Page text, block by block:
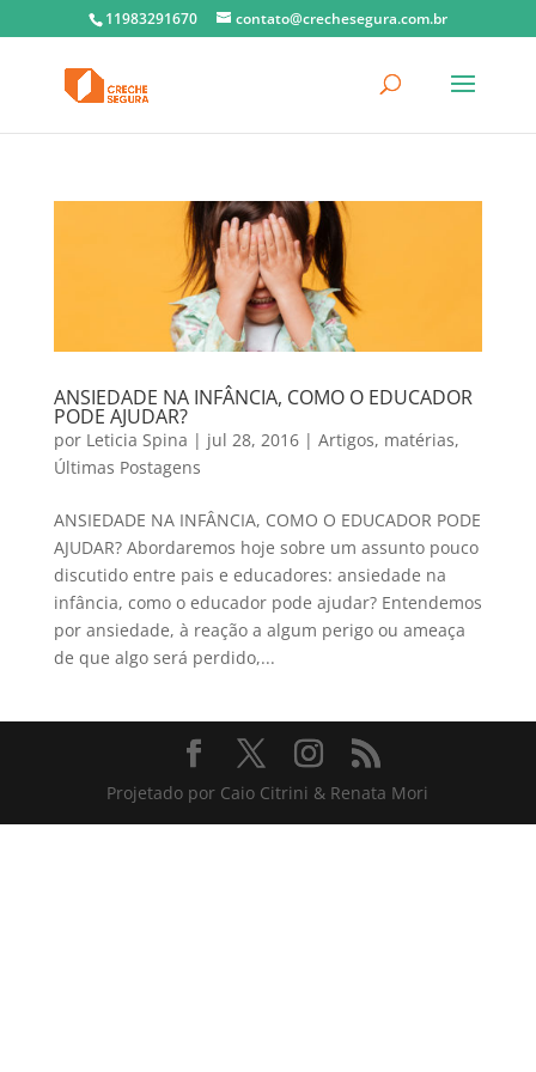
11983291670 contato@crechesegura.com.br
ANSIEDADE NA INFÂNCIA, COMO O EDUCADOR
PODE AJUDAR?
por Leticia Spina | jul 28, 2016| Artigos, matérias,
Últimas Postagens
ANSIEDADE NA INFÂNCIA, COMO O EDUCADOR PODE
AJUDAR? Abordaremos hoje sobre um assunto pouco
discutido entre pais e educadores: ansiedade na
infância, como o educador pode ajudar? Entendemos
por ansiedade, à reação a algum perigo ou ameaça
de que algo será perdido,...
Projetado por Caio Citrini & Renata Mori